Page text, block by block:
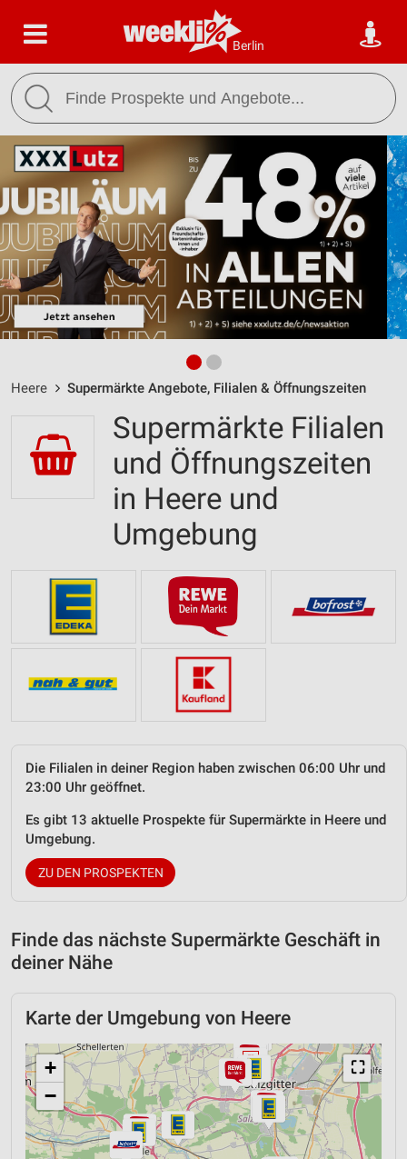
Berlin
Heere Supermärkte Angebote, Filialen & Öffnungszeiten
Supermärkte Filialen
und Öffnungszeiten
in Heere und
Umgebung
Die Filialen in deiner Region haben zwischen 06:00 Uhr und
23:00 Uhr geöffnet.
Es gibt 13 aktuelle Prospekte für Supermärkte in Heere und
Umgebung.
ZU DEN PROSPEKTEN
Finde das nächste Supermärkte Geschäft in
deiner Nähe
Karte der Umgebung von Heere
⛶
+
−